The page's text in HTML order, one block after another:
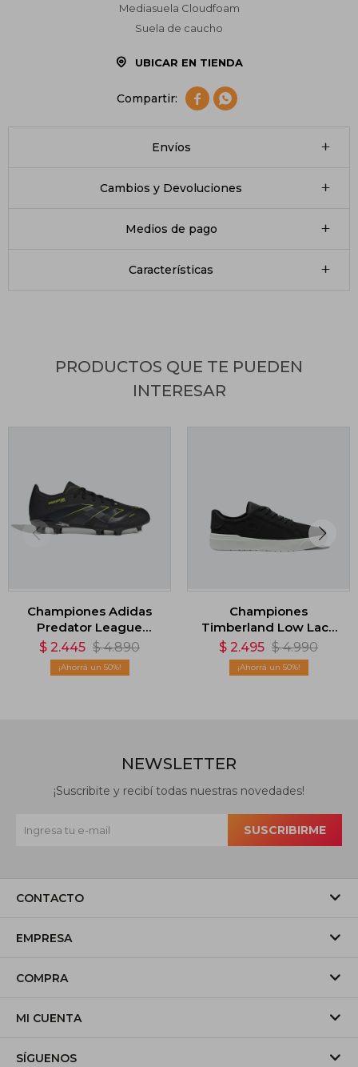
Mediasuela Cloudfoam
Suela de caucho
UBICAR EN TIENDA
 
Envíos
Cambios y Devoluciones
Medios de pago
Características
PRODUCTOS QUE TE PUEDEN
INTERESAR
Championes Adidas
Predator League
Multiterreno/Terreno
Firme - Negro
$ 2.445 $ 4.890
50
Championes
Timberland Low Lace
Up - Negro
$ 2.495 $ 4.990
50
CONTACTO
EMPRESA
COMPRA
MI CUENTA
SÍGUENOS
NEWSLETTER
¡Suscribite y recibí todas nuestras novedades!
SUSCRIBIRME